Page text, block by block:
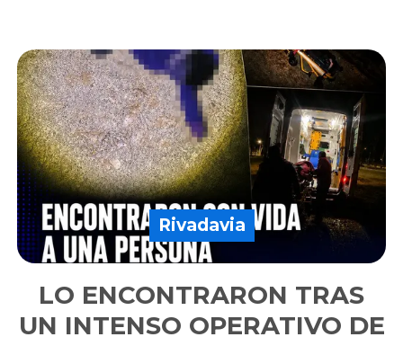
LO ENCONTRARON TRAS
UN INTENSO OPERATIVO DE
Rivadavia